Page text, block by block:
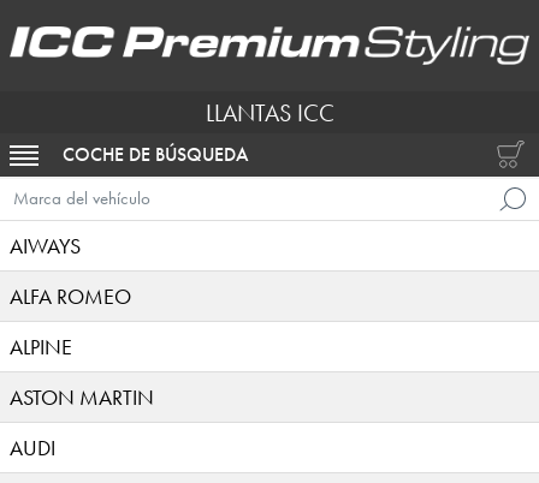
LLANTAS ICC
ACTIVAR NAVEGACIÓN
COCHE DE BÚSQUEDA
Marca del vehículo
AIWAYS
ALFA ROMEO
ALPINE
ASTON MARTIN
AUDI